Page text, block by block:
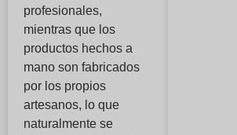
profesionales,
mientras que los
productos hechos a
mano son fabricados
por los propios
artesanos, lo que
naturalmente se